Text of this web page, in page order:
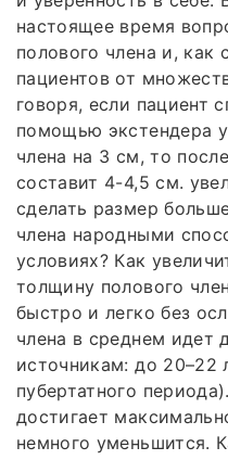
настоящее время
полового члена и, как
пациентов от
говоря, если пациент
помощью экстендера
члена на 3 см, то
составит 4-4,5 см.
сделать размер
члена народными
условиях? Как
толщину полового
быстро и легко без
члена в среднем идет
источникам: до 20–22
пубертатного
достигает
немного уменьшится.